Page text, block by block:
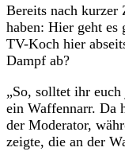
Bereits nach kurzer
haben: Hier geht es
TV-Koch hier
Dampf ab?
„So, solltet ihr
ein Waffennarr. Da
der Moderator,
zeigte, die an der